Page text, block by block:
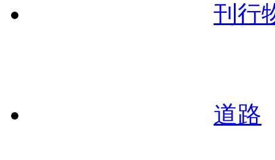
刊行
道路